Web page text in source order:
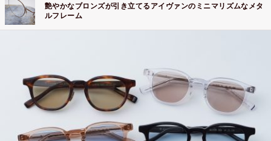
艶やかなブロンズが引き立てるアイヴァンのミニマリズムなメタ
ルフレーム